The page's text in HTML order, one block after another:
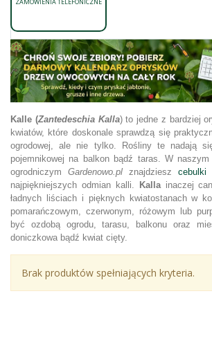
Kalle (Zantedeschia Kalla) to jedne z bardziej
kwiatów, które doskonale sprawdzą się
ogrodowej, ale nie tylko. Rośliny te nadają
pojemnikowej na balkon bądź taras. W
ogrodniczym Gardenowo.pl znajdziesz cebulki
najpiękniejszych odmian kalli. Kallainaczej
ładnych liściach i pięknych kwiatostanach w
pomarańczowym, czerwonym, różowym lub
być ozdobą ogrodu, tarasu, balkonu oraz
doniczkowa bądź kwiat cięty.
Brak produktów spełniających kryteria.